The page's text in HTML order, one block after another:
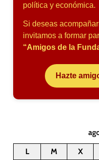
política y económica.
Si deseas
invitamos a formar
“Amigos de la
Hazte
L M X